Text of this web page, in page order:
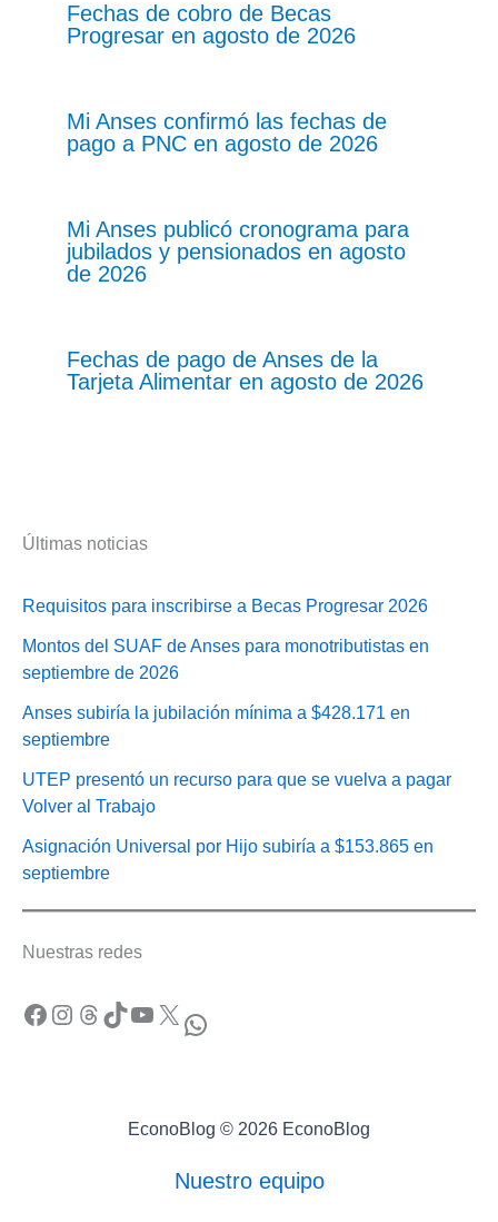
Fechas de cobro de Becas
Progresar en agosto de 2026
Mi Anses confirmó las fechas de
pago a PNC en agosto de 2026
Mi Anses publicó cronograma para
jubilados y pensionados en agosto
de 2026
Fechas de pago de Anses de la
Tarjeta Alimentar en agosto de 2026
Últimas noticias
Requisitos para inscribirse a Becas Progresar 2026
Montos del SUAF de Anses para monotributistas en
septiembre de 2026
Anses subiría la jubilación mínima a $428.171 en
septiembre
UTEP presentó un recurso para que se vuelva a pagar
Volver al Trabajo
Asignación Universal por Hijo subiría a $153.865 en
septiembre
Nuestras redes
Facebook Instagram Threads TikTok YouTube X WhatsApp
EconoBlog © 2026 EconoBlog
Nuestro equipo